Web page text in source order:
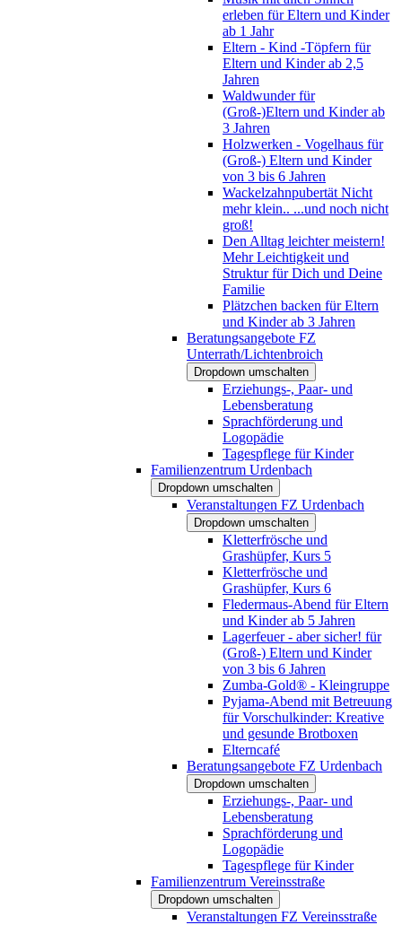
erleben für Eltern und Kinder
ab 1 Jahr
Eltern - Kind -Töpfern für
Eltern und Kinder ab 2,5
Jahren
Waldwunder für
(Groß-)Eltern und Kinder ab
3 Jahren
Holzwerken - Vogelhaus für
(Groß-) Eltern und Kinder
von 3 bis 6 Jahren
Wackelzahnpubertät Nicht
mehr klein.. ...und noch nicht
groß!
Den Alltag leichter meistern!
Mehr Leichtigkeit und
Struktur für Dich und Deine
Familie
Plätzchen backen für Eltern
und Kinder ab 3 Jahren
Beratungsangebote FZ
Unterrath/Lichtenbroich
Dropdown umschalten
Erziehungs-, Paar- und
Lebensberatung
Sprachförderung und
Logopädie
Tagespflege für Kinder
Familienzentrum Urdenbach
Dropdown umschalten
Veranstaltungen FZ Urdenbach
Dropdown umschalten
Kletterfrösche und
Grashüpfer, Kurs 5
Kletterfrösche und
Grashüpfer, Kurs 6
Fledermaus-Abend für Eltern
und Kinder ab 5 Jahren
Lagerfeuer - aber sicher! für
(Groß-) Eltern und Kinder
von 3 bis 6 Jahren
Zumba-Gold® - Kleingruppe
Pyjama-Abend mit Betreuung
für Vorschulkinder: Kreative
und gesunde Brotboxen
Elterncafé
Beratungsangebote FZ Urdenbach
Dropdown umschalten
Erziehungs-, Paar- und
Lebensberatung
Sprachförderung und
Logopädie
Tagespflege für Kinder
Familienzentrum Vereinsstraße
Dropdown umschalten
Veranstaltungen FZ Vereinsstraße